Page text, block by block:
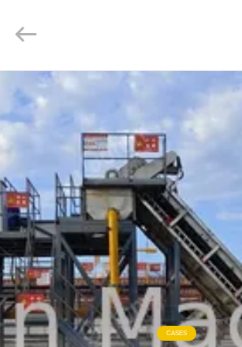
HOGAR
PRODUCTOS
VIDEOS
VR
SHOW
SOBRE
NOSOTROS
Co.,
Reserved.
CASES